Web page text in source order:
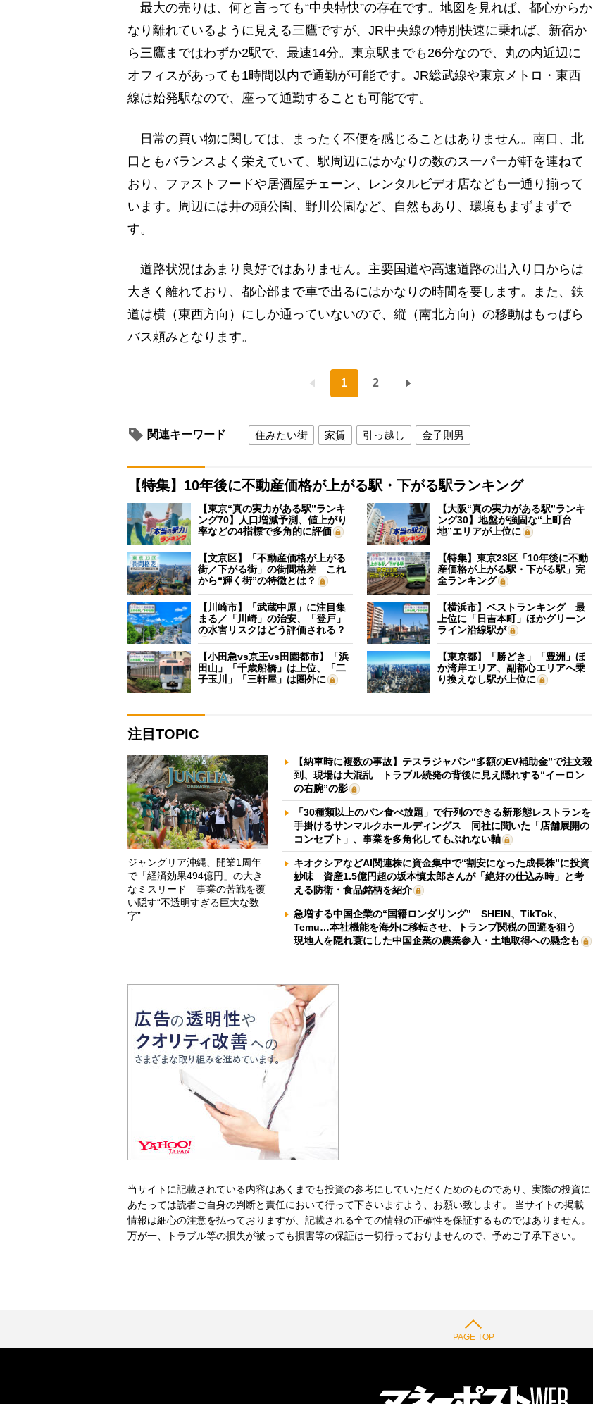
最大の売りは、何と言っても“中央特快”の存在です。地図を見れば、都心からか
なり離れているように見える三鷹ですが、JR中央線の特別快速に乗れば、新宿か
ら三鷹まではわずか2駅で、最速14分。東京駅までも26分なので、丸の内近辺に
オフィスがあっても1時間以内で通勤が可能です。JR総武線や東京メトロ・東西
線は始発駅なので、座って通勤することも可能です。
日常の買い物に関しては、まったく不便を感じることはありません。南口、北
口ともバランスよく栄えていて、駅周辺にはかなりの数のスーパーが軒を連ねて
おり、ファストフードや居酒屋チェーン、レンタルビデオ店なども一通り揃って
います。周辺には井の頭公園、野川公園など、自然もあり、環境もまずまずで
す。
道路状況はあまり良好ではありません。主要国道や高速道路の出入り口からは
大きく離れており、都心部まで車で出るにはかなりの時間を要します。また、鉄
道は横（東西方向）にしか通っていないので、縦（南北方向）の移動はもっぱら
バス頼みとなります。
1 2
関連キーワード 住みたい街 家賃 引っ越し 金子則男
【特集】10年後に不動産価格が上がる駅・下がる駅ランキング
【東京“真の実力がある駅”ランキ
ング70】人口増減予測、値上がり
率などの4指標で多角的に評価
【大阪“真の実力がある駅”ランキ
ング30】地盤が強固な“上町台
地”エリアが上位に
【文京区】「不動産価格が上がる
街／下がる街」の街間格差 これ
から“輝く街”の特徴とは？
【特集】東京23区「10年後に不動
産価格が上がる駅・下がる駅」完
全ランキング
【川崎市】「武蔵中原」に注目集
まる／「川崎」の治安、「登戸」
の水害リスクはどう評価される？
【横浜市】ベストランキング 最
上位に「日吉本町」ほかグリーン
ライン沿線駅が
【小田急vs京王vs田園都市】「浜
田山」「千歳船橋」は上位、「二
子玉川」「三軒屋」は圏外に
【東京都】「勝どき」「豊洲」ほ
か湾岸エリア、副都心エリアへ乗
り換えなし駅が上位に
注目TOPIC
ジャングリア沖縄、開業1周年
で「経済効果494億円」の大き
なミスリード 事業の苦戦を覆
い隠す“不透明すぎる巨大な数
字”
【納車時に複数の事故】テスラジャパン“多額のEV補助金”で注文殺
到、現場は大混乱 トラブル続発の背後に見え隠れする“イーロン
の右腕”の影
「30種類以上のパン食べ放題」で行列のできる新形態レストランを
手掛けるサンマルクホールディングス 同社に聞いた「店舗展開の
コンセプト」、事業を多角化してもぶれない軸
キオクシアなどAI関連株に資金集中で“割安になった成長株”に投資
妙味 資産1.5億円超の坂本慎太郎さんが「絶好の仕込み時」と考
える防衛・食品銘柄を紹介
急増する中国企業の“国籍ロンダリング” SHEIN、TikTok、
Temu…本社機能を海外に移転させ、トランプ関税の回避を狙う
現地人を隠れ蓑にした中国企業の農業参入・土地取得への懸念も
当サイトに記載されている内容はあくまでも投資の参考にしていただくためのものであり、実際の投資に
あたっては読者ご自身の判断と責任において行って下さいますよう、お願い致します。 当サイトの掲載
情報は細心の注意を払っておりますが、記載される全ての情報の正確性を保証するものではありません。
万が一、トラブル等の損失が被っても損害等の保証は一切行っておりませんので、予めご了承下さい。
PAGE TOP